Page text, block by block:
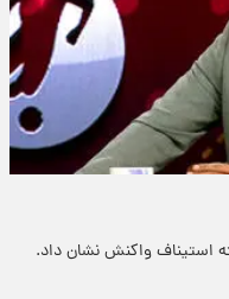
استیناف واکنش نشان داد.